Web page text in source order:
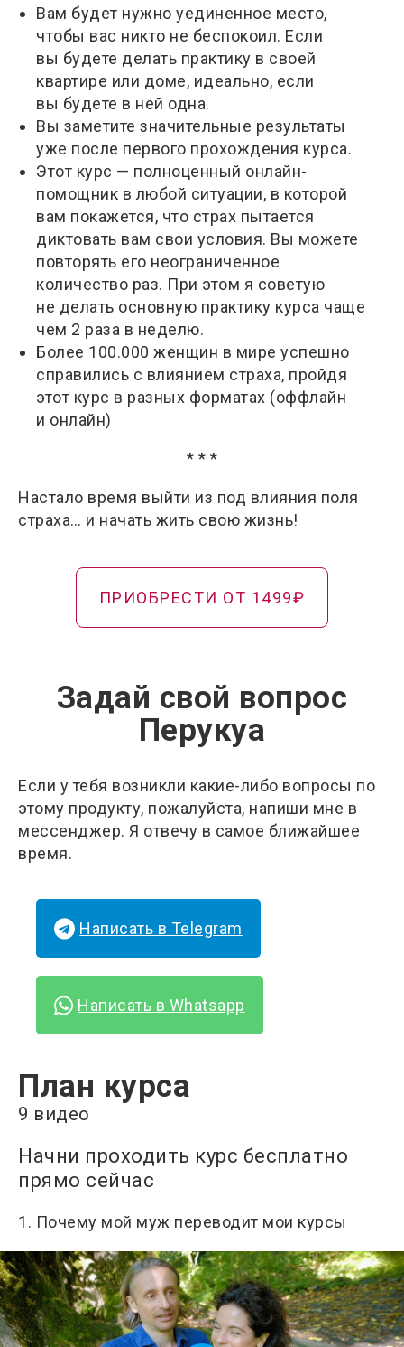
Вам будет нужно уединенное место,
чтобы вас никто не беспокоил. Если
вы будете делать практику в своей
квартире или доме, идеально, если
вы будете в ней одна.
Вы заметите значительные результаты
уже после первого прохождения курса.
Этот курс — полноценный онлайн-
помощник в любой ситуации, в которой
вам покажется, что страх пытается
диктовать вам свои условия. Вы можете
повторять его неограниченное
количество раз. При этом я советую
не делать основную практику курса чаще
чем 2 раза в неделю.
Более 100.000 женщин в мире успешно
справились с влиянием страха, пройдя
этот курс в разных форматах (оффлайн
и онлайн)
* * *
Настало время выйти из под влияния поля
страха… и начать жить свою жизнь!
ПРИОБРЕСТИ ОТ 1499₽
Задай свой вопрос
Перукуа
Если у тебя возникли какие-либо вопросы по
этому продукту, пожалуйста, напиши мне в
мессенджер. Я отвечу в самое ближайшее
время.
Написать в Telegram
Написать в Whatsapp
План курса
9 видео
Начни проходить курс бесплатно
прямо сейчас
1. Почему мой муж переводит мои курсы